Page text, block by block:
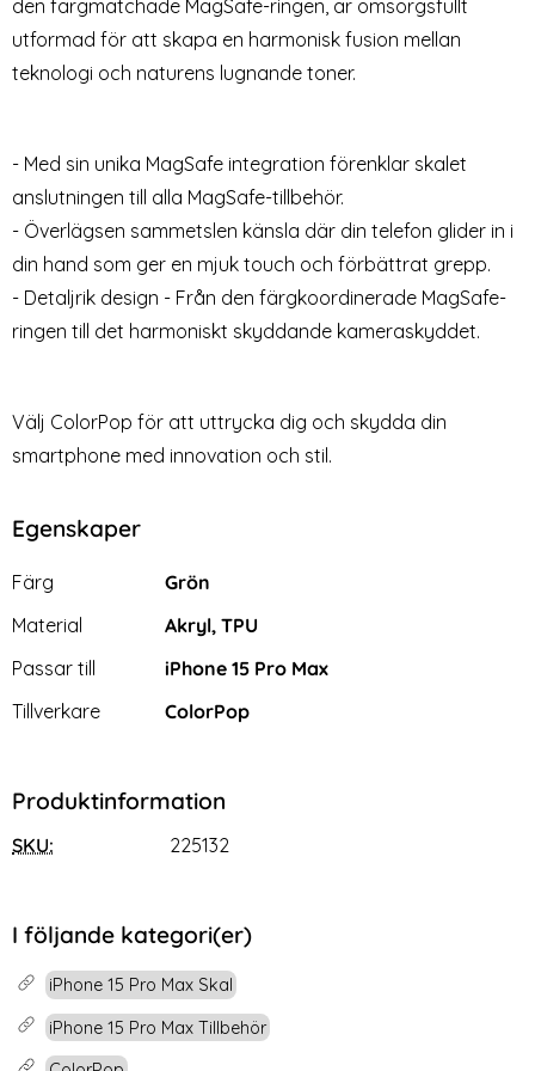
MagSafe Läder Brun
Heltäckande Skärmskydd i
Härdat Glas
Art. nr 223311
rea pris
99 kr tidigare pris
Tillgänglighet:
Lagervara
Köp
15 Pro Max Heltäckande Skärmskydd i Härdat Glas
Härdat Glas Skärmskydd
(iPhone 15 Pro Max)
Art. nr 235501
rea pris
129 kr
den färgmatchade MagSafe-ringen, är omsorgsfullt
utformad för att skapa en harmonisk fusion mellan
teknologi och naturens lugnande toner.
- Med sin unika MagSafe integration förenklar skalet
anslutningen till alla MagSafe-tillbehör.
- Överlägsen sammetslen känsla där din telefon glider in i
din hand som ger en mjuk touch och förbättrat grepp.
- Detaljrik design - Från den färgkoordinerade MagSafe-
ringen till det harmoniskt skyddande kameraskyddet.
Välj ColorPop för att uttrycka dig och skydda din
smartphone med innovation och stil.
Egenskaper
Egenskaper/attribut för denna produkt
Attribut
Färg
Grön
Material
Akryl, TPU
Passar till
iPhone 15 Pro Max
Tillverkare
ColorPop
Produktinformation
SKU: 225132
I följande kategori(er)
iPhone 15 Pro Max Skal
iPhone 15 Pro Max Tillbehör